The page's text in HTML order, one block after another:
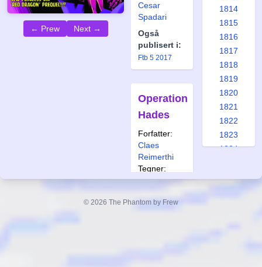
← Prew Next →
Cesar
Spadari
Også
publisert i:
Ftb 5 2017
Operation
Hades
Forfatter:
Claes
Reimerthi
Tegner:
Carlos Cruz
publisert i:
1814
1815
1816
1817
1818
1819
1820
1821
1822
1823
1824
© 2026 The Phantom by Frew